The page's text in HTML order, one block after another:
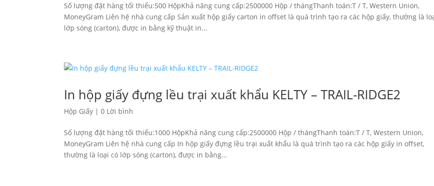
Số lượng đặt hàng tối thiểu:500 HộpKhả năng cung cấp:2500000 Hộp / thángThanh toán:T / T, Western Union,
MoneyGram Liên hệ nhà cung cấp Sản xuất hộp giấy carton in offset là quá trình tạo ra các hộp giấy, thường là
lớp sóng (carton), được in bằng kỹ thuật in...
In hộp giấy đựng lều trại xuất khẩu KELTY – TRAIL-RIDGE2
Hộp Giấy | 0 Lời bình
Số lượng đặt hàng tối thiểu:1000 HộpKhả năng cung cấp:2500000 Hộp / thángThanh toán:T / T, Western Union,
MoneyGram Liên hệ nhà cung cấp In hộp giấy đựng lều trại xuất khẩu là quá trình tạo ra các hộp giấy in offset,
thường là loại có lớp sóng (carton), được in bằng...